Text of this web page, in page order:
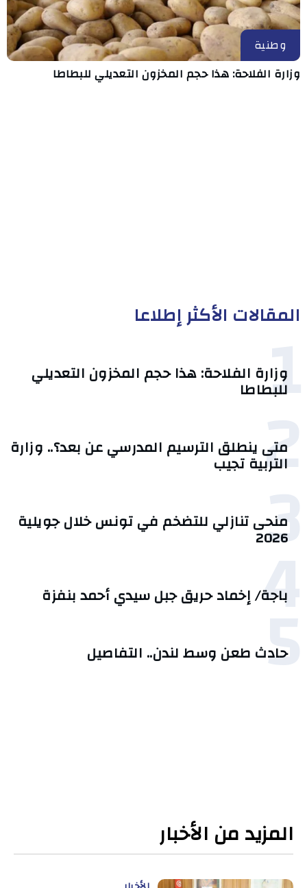
وطنية
وزارة الفلاحة: هذا حجم المخزون التعديلي للبطاطا
المقالات الأكثر إطلاعا
1
وزارة الفلاحة: هذا حجم المخزون التعديلي
للبطاطا
2
متى ينطلق الترسيم المدرسي عن بعد؟.. وزارة
التربية تجيب
3 منحى تنازلي ‎للتضخم في تونس خلال جويلية
2026‎
4
باجة/ إخماد حريق جبل سيدي أحمد بنفزة
5
حادث طعن وسط لندن.. التفاصيل
المزيد من الأخبار